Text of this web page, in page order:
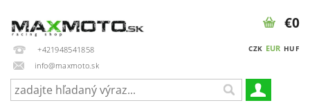
+421948541858
info@maxmoto.sk
CZK EUR HUF
€0